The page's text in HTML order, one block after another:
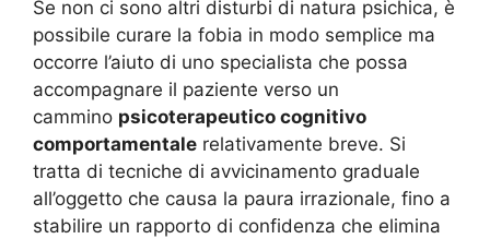
Se non ci sono altri disturbi di natura psichica, è
possibile curare la fobia in modo semplice ma
occorre l’aiuto di uno specialista che possa
accompagnare il paziente verso un
cammino psicoterapeutico cognitivo
comportamentale relativamente breve. Si
tratta di tecniche di avvicinamento graduale
all’oggetto che causa la paura irrazionale, fino a
stabilire un rapporto di confidenza che elimina